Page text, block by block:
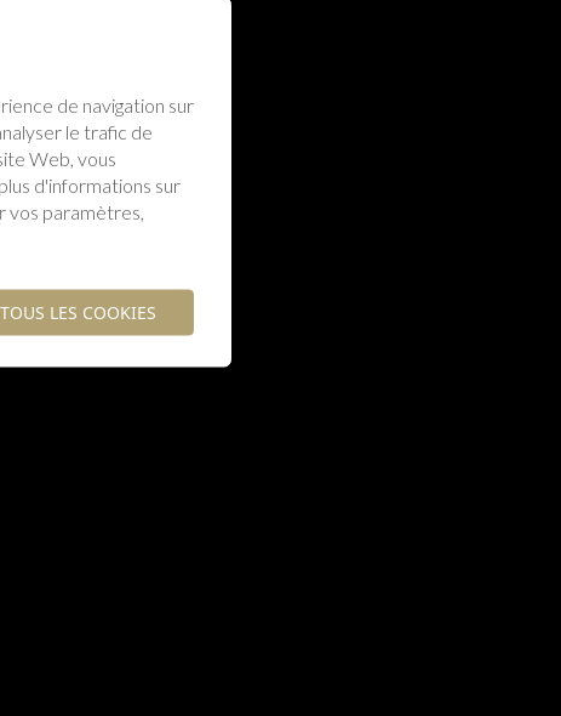
de navigation sur
le trafic de
Web, vous
d'informations sur
vos paramètres,
LES COOKIES